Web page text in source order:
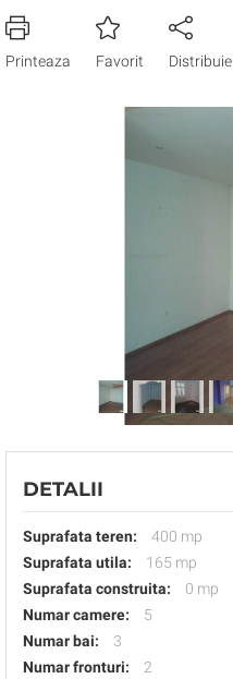
Printeaza Favorit Distribuie
DETALII
Suprafata teren:
400 mp
Suprafata utila:
165 mp
Suprafata construita:
0 mp
Numar camere:
5
Numar bai:
3
Numar fronturi:
2